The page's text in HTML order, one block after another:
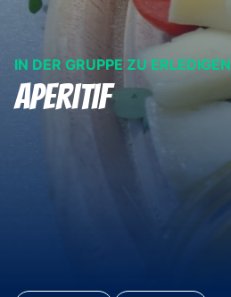
IN DER GRUPPE ZU ERLEDIGEN
Aperitif